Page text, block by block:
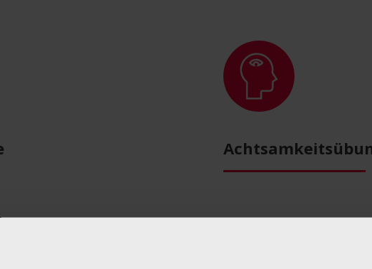
Zigarette vor allem Entspannung.
kann es darum sinnvoll sein,
Entspannungsstrategien zu
Der Vorsatz, mit dem
in Rauch auflösen,
Verlangen nach einer